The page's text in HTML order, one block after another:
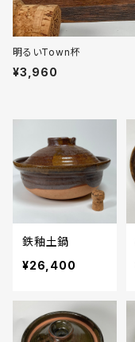
明るいTown杯
¥3,960
鉄釉土鍋
¥26,400